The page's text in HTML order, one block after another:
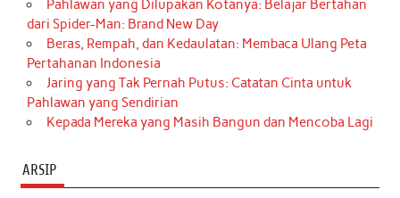
Pahlawan yang Dilupakan Kotanya: Belajar Bertahan
dari Spider-Man: Brand New Day
Beras, Rempah, dan Kedaulatan: Membaca Ulang Peta
Pertahanan Indonesia
Jaring yang Tak Pernah Putus: Catatan Cinta untuk
Pahlawan yang Sendirian
Kepada Mereka yang Masih Bangun dan Mencoba Lagi
ARSIP